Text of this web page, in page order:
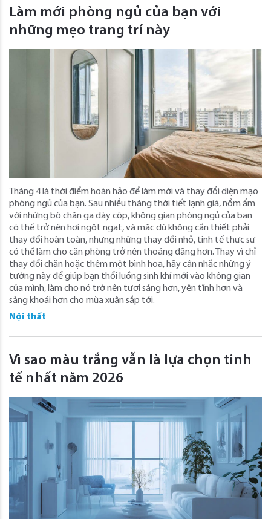
Làm mới phòng ngủ của bạn với
những mẹo trang trí này
Tháng 4 là thời điểm hoàn hảo để làm mới và thay đổi diện mạo
phòng ngủ của bạn. Sau nhiều tháng thời tiết lạnh giá, nồm ẩm
với những bộ chăn ga dày cộp, không gian phòng ngủ của bạn
có thể trở nên hơi ngột ngạt, và mặc dù không cần thiết phải
thay đổi hoàn toàn, nhưng những thay đổi nhỏ, tinh tế thực sự
có thể làm cho căn phòng trở nên thoáng đãng hơn. Thay vì chỉ
thay đổi chăn hoặc thêm một bình hoa, hãy cân nhắc những ý
tưởng này để giúp bạn thổi luồng sinh khí mới vào không gian
của mình, làm cho nó trở nên tươi sáng hơn, yên tĩnh hơn và
sảng khoái hơn cho mùa xuân sắp tới.
Nội thất
Vì sao màu trắng vẫn là lựa chọn tinh
tế nhất năm 2026